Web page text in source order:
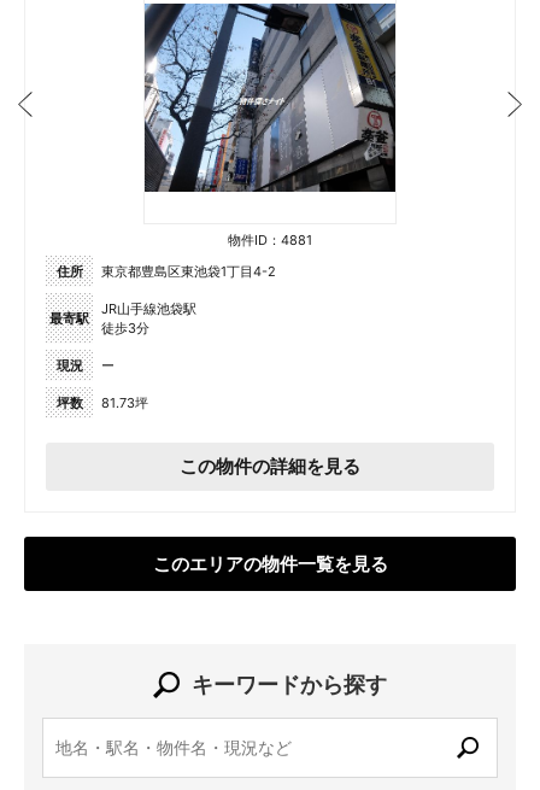
物件ID：4881
住所
東京都豊島区東池袋1丁目4-2
最寄駅
JR山手線池袋駅
徒歩3分
現況 ー
坪数 81.73坪
この物件の詳細を見る
このエリアの物件一覧を見る
キーワードから探す